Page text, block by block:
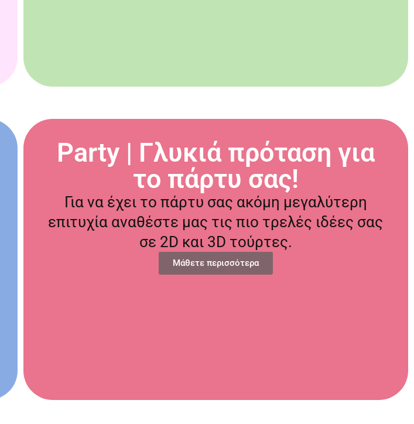
Party | Γλυκιά πρόταση για
το πάρτυ σας!
Για να έχει το πάρτυ σας ακόμη μεγαλύτερη
επιτυχία αναθέστε μας τις πιο τρελές ιδέες σας
σε 2D και 3D τούρτες.
Μάθετε περισσότερα